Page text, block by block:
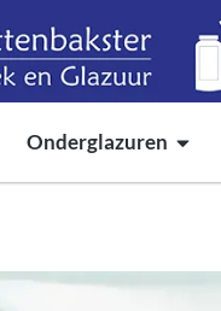
Onderglazuren